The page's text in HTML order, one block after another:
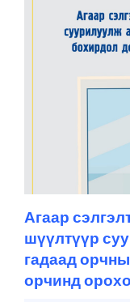
Агаар
шүүлтүүр
гадаад
орчинд